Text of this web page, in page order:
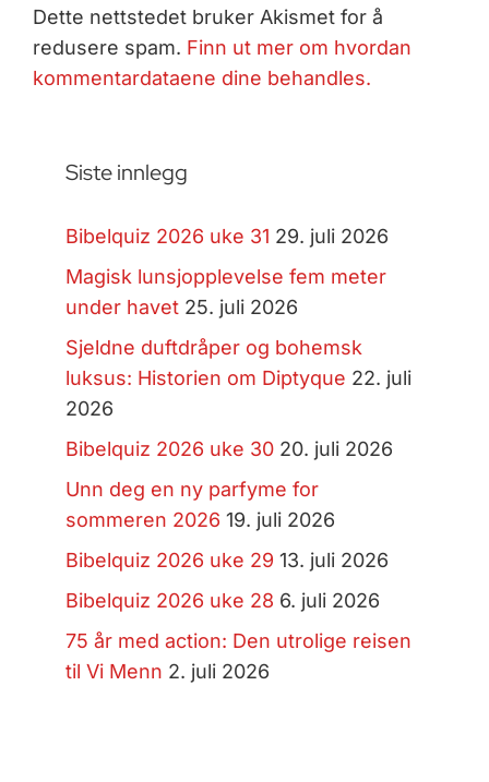
Dette nettstedet bruker Akismet for å
redusere spam. Finn ut mer om hvordan
kommentardataene dine behandles.
Siste innlegg
Bibelquiz 2026 uke 31 29. juli 2026
Magisk lunsjopplevelse fem meter
under havet 25. juli 2026
Sjeldne duftdråper og bohemsk
luksus: Historien om Diptyque 22. juli
2026
Bibelquiz 2026 uke 30 20. juli 2026
Unn deg en ny parfyme for
sommeren 2026 19. juli 2026
Bibelquiz 2026 uke 29 13. juli 2026
Bibelquiz 2026 uke 28 6. juli 2026
75 år med action: Den utrolige reisen
til Vi Menn 2. juli 2026